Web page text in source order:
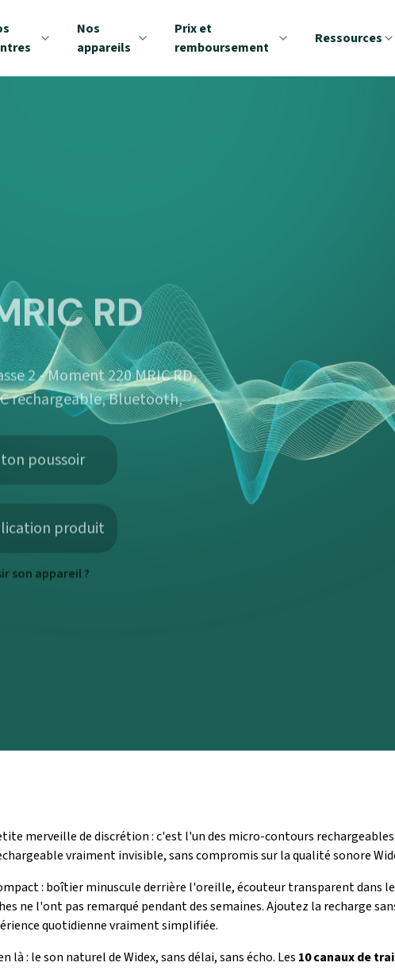
Nos
appareils
Prix et
remboursement
Ressources
RD
2 - Moment 220 MRIC RD,
rechargeable, Bluetooth,
poussoir
produit
merveille de discrétion : c'est l'un des micro-contours
vraiment invisible, sans compromis sur la qualité sonore
: boîtier minuscule derrière l'oreille, écouteur transparent dans
ne l'ont pas remarqué pendant des semaines. Ajoutez la recharge
quotidienne vraiment simplifiée.
là : le son naturel de Widex, sans délai, sans écho. Les 10 canaux de